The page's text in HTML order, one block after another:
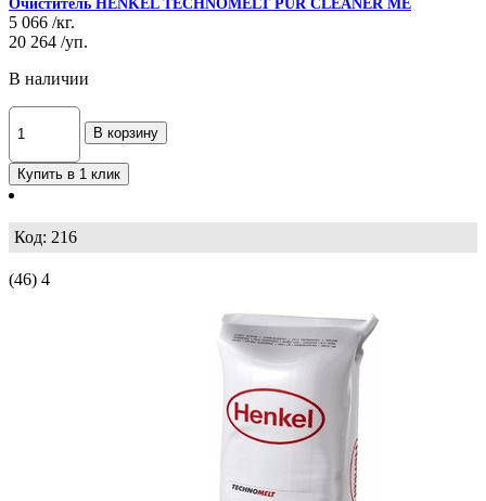
Очиститель HENKEL TECHNOMELT PUR CLEANER ME
5 066 /кг.
20 264 /уп.
В наличии
В корзину
Купить в 1 клик
Код: 216
(46) 4